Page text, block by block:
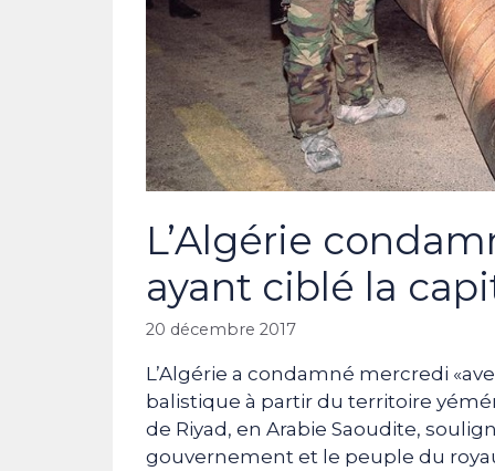
L’Algérie
ayant ciblé la
20 décembre 2017
L’Algérie a condamné mercredi
balistique à partir du territoire
de Riyad, en Arabie Saoudite,
gouvernement et le peuple du